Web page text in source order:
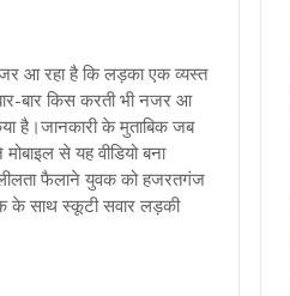
आ रहा है कि लड़का एक व्यस्त
बार किस करती भी नजर आ
है ।जानकारी के मुताबिक जब
से यह वीडियो बना
फैलाने युवक को हजरतगंज
के साथ स्कूटी सवार लड़की